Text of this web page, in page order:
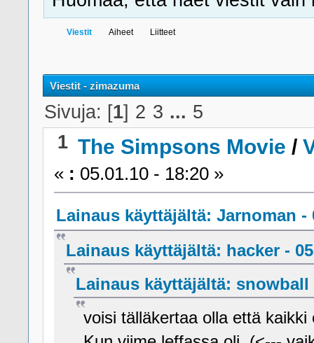
Viestit Aiheet Liitteet
Viestit - zimazuma
Sivuja: [1] 2 3 ... 5
1 The Simpsons Movie /
« : 05.01.10 - 18:20 »
Lainaus käyttäjältä: Jarnoman -
Lainaus käyttäjältä: hacker -
Lainaus käyttäjältä: snowball
voisi tälläkertaa olla että